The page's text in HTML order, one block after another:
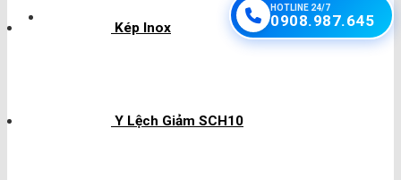
HOTLINE 24/7
0908.987.645
Kép Inox
Y Lệch Giảm SCH10